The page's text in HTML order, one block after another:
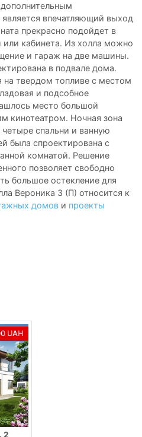
впечатляющий выход
прекрасно подойдет в
или кабинета. Из холла можно
и гараж на две машины.
в подвале дома.
на твердом топливе с местом
и подсобное
место большой
кинотеатром. Ночная зона
спальни и ванную
была спроектирована с
комнатой. Решение
позволяет свободно
большое остекление для
Вероника 3 (П) относится к
домов и проекты
UAH
2